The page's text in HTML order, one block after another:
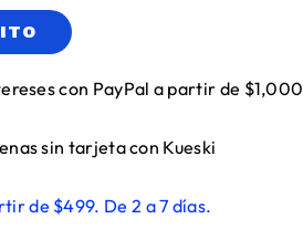
con PayPal a partir de $1,000
sin tarjeta con Kueski
de $499. De 2 a 7 días.